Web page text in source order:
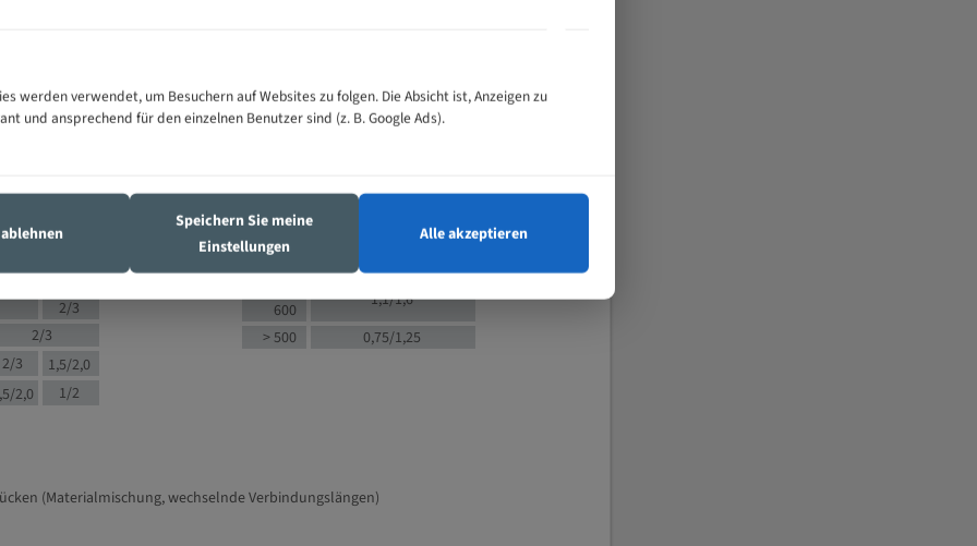
4/6
4/6
4/5
4/5
2/3
2/3
2/3
1,5/2,0
2,0 1/2
35 - 70
5/8
130 -
350
150 -
600
1,1/1,6
> 500
0,75/1,25
(Materialmischung, wechselnde Verbindungslängen)
werden verwendet, um Besuchern auf Websites zu folgen. Die Absicht ist, Anzeigen zu
und ansprechend für den einzelnen Benutzer sind (z. B. Google Ads).
Speichern Sie meine
Einstellungen
Alle akzeptieren